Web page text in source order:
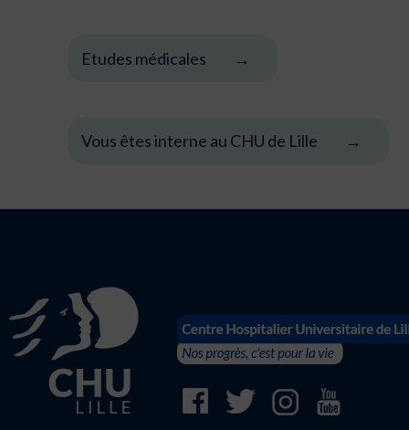
Etudes médicales
Vous êtes interne au CHU de Lille